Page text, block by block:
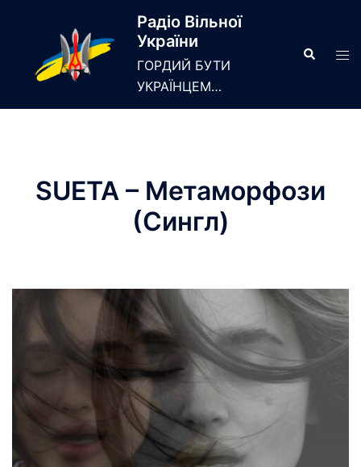
Радіо Вільної
України
ГОРДИЙ БУТИ
УКРАЇНЦЕМ…
Search
SUETA – Метаморфози
(Сингл)